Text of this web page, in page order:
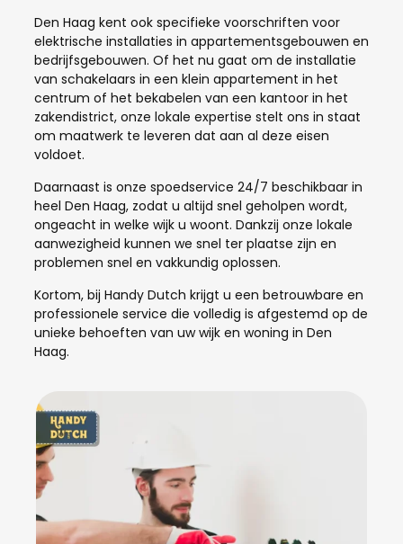
Den Haag kent ook specifieke voorschriften voor
elektrische installaties in appartementsgebouwen en
bedrijfsgebouwen. Of het nu gaat om de installatie
van schakelaars in een klein appartement in het
centrum of het bekabelen van een kantoor in het
zakendistrict, onze lokale expertise stelt ons in staat
om maatwerk te leveren dat aan al deze eisen
voldoet.
Daarnaast is onze spoedservice 24/7 beschikbaar in
heel Den Haag, zodat u altijd snel geholpen wordt,
ongeacht in welke wijk u woont. Dankzij onze lokale
aanwezigheid kunnen we snel ter plaatse zijn en
problemen snel en vakkundig oplossen.
Kortom, bij Handy Dutch krijgt u een betrouwbare en
professionele service die volledig is afgestemd op de
unieke behoeften van uw wijk en woning in Den
Haag.